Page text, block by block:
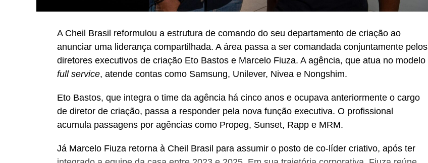
A Cheil Brasil reformulou a estrutura de comando do seu departamento de criação ao
anunciar uma liderança compartilhada. A área passa a ser comandada conjuntamente pelos
diretores executivos de criação Eto Bastos e Marcelo Fiuza. A agência, que atua no modelo
full service, atende contas como Samsung, Unilever, Nivea e Nongshim.
Eto Bastos, que integra o time da agência há cinco anos e ocupava anteriormente o cargo
de diretor de criação, passa a responder pela nova função executiva. O profissional
acumula passagens por agências como Propeg, Sunset, Rapp e MRM.
Já Marcelo Fiuza retorna à Cheil Brasil para assumir o posto de co-líder criativo, após ter